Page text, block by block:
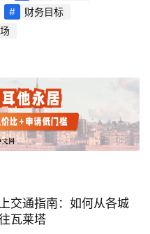
财务目标
交通指南：如何从各城
瓦莱塔